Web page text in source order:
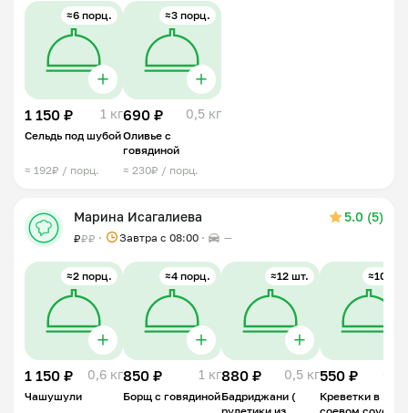
≈6 порц.
1 150 ₽ 1 кг
Сельдь под шубой
≈ 192₽ / порц.
≈3 порц.
690 ₽ 0,5 кг
Оливье с
говядиной
≈ 230₽ / порц.
Марина Исагалиева 5.0 (5)
₽₽₽ Завтра c 08:00 —
≈2 порц.
1 150 ₽ 0,6 кг
Чашушули
≈4 порц.
850 ₽ 1 кг
Борщ с говядиной
≈12 шт.
880 ₽ 0,5 кг
Бадриджани (
≈10 шт.
550 ₽
Креветки в